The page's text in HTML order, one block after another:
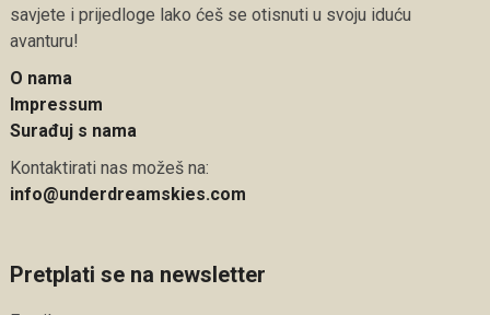
savjete i prijedloge lako ćeš se otisnuti u svoju iduću
avanturu!
O nama
Impressum
Surađuj s nama
Kontaktirati nas možeš na:
info@underdreamskies.com
Pretplati se na newsletter